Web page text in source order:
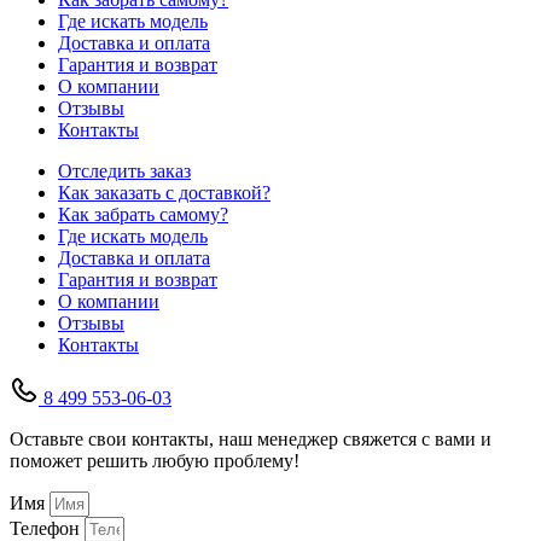
Где искать модель
Доставка и оплата
Гарантия и возврат
О компании
Отзывы
Контакты
Отследить заказ
Как заказать с доставкой?
Как забрать самому?
Где искать модель
Доставка и оплата
Гарантия и возврат
О компании
Отзывы
Контакты
8 499 553-06-03
Оставьте свои контакты, наш менеджер свяжется с вами и
поможет решить любую проблему!
Имя
Телефон